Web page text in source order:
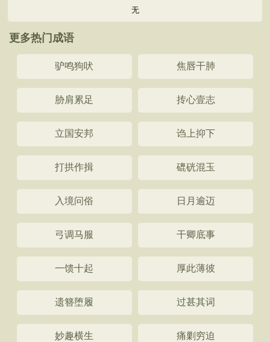
无
更多热门成语
驴鸣狗吠 焦唇干肺
胁肩累足 抟心壹志
立国安邦 诌上抑下
打拱作揖 磇硄混玉
入境问俗 日月逾迈
弓调马服 干卿底事
一馈十起 厚此薄彼
遗簪堕履 过甚其词
妙趣横生 痛剿穷迫